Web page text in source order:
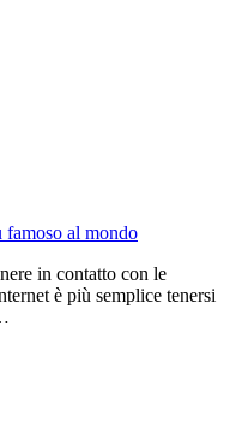
famoso al mondo
in contatto con le
è più semplice tenersi